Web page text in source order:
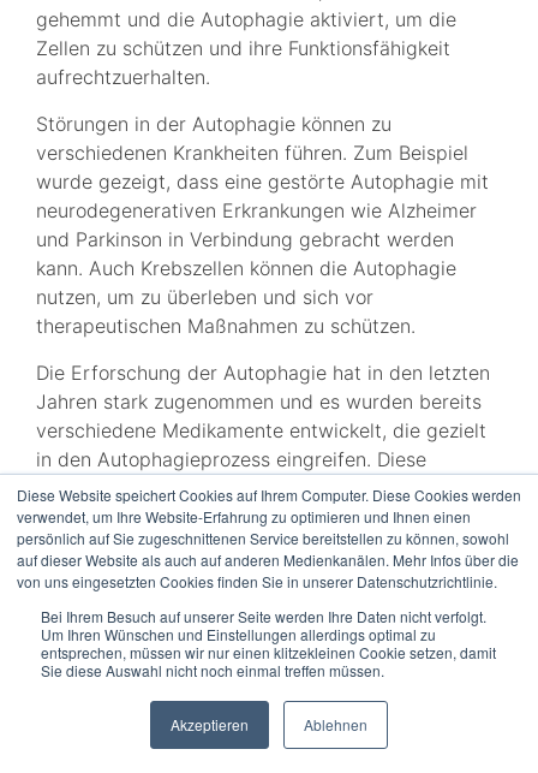
Diese Website speichert Cookies auf Ihrem Computer. Diese Cookies werden
verwendet, um Ihre Website-Erfahrung zu optimieren und Ihnen einen
persönlich auf Sie zugeschnittenen Service bereitstellen zu können, sowohl
auf dieser Website als auch auf anderen Medienkanälen. Mehr Infos über die
von uns eingesetzten Cookies finden Sie in unserer Datenschutzrichtlinie.
Bei Ihrem Besuch auf unserer Seite werden Ihre Daten nicht verfolgt.
Um Ihren Wünschen und Einstellungen allerdings optimal zu
entsprechen, müssen wir nur einen klitzekleinen Cookie setzen, damit
Sie diese Auswahl nicht noch einmal treffen müssen.
Akzeptieren Ablehnen
gehemmt und die Autophagie aktiviert, um die
Zellen zu schützen und ihre Funktionsfähigkeit
aufrechtzuerhalten.
Störungen in der Autophagie können zu
verschiedenen Krankheiten führen. Zum Beispiel
wurde gezeigt, dass eine gestörte Autophagie mit
neurodegenerativen Erkrankungen wie Alzheimer
und Parkinson in Verbindung gebracht werden
kann. Auch Krebszellen können die Autophagie
nutzen, um zu überleben und sich vor
therapeutischen Maßnahmen zu schützen.
Die Erforschung der Autophagie hat in den letzten
Jahren stark zugenommen und es wurden bereits
verschiedene Medikamente entwickelt, die gezielt
in den Autophagieprozess eingreifen. Diese
Medikamente könnten in Zukunft zur Behandlung
von Krankheiten eingesetzt werden, bei denen eine
gestörte Autophagie eine Rolle spielt.
Wie funktioniert Autophagie auf
zellulärer Ebene?
Prozesse, die sorgfältig reguliert werden. Der
Hauptmechanismus der Autophagie besteht aus